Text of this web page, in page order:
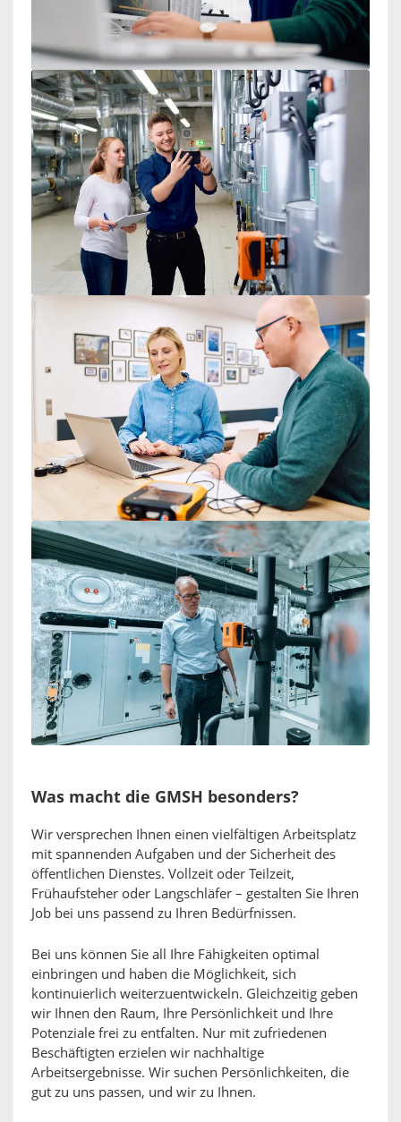
Was macht die GMSH besonders?
Wir versprechen Ihnen einen vielfältigen Arbeitsplatz
mit spannenden Aufgaben und der Sicherheit des
öffentlichen Dienstes. Vollzeit oder Teilzeit,
Frühaufsteher oder Langschläfer – gestalten Sie Ihren
Job bei uns passend zu Ihren Bedürfnissen.
Bei uns können Sie all Ihre Fähigkeiten optimal
einbringen und haben die Möglichkeit, sich
kontinuierlich weiterzuentwickeln. Gleichzeitig geben
wir Ihnen den Raum, Ihre Persönlichkeit und Ihre
Potenziale frei zu entfalten. Nur mit zufriedenen
Beschäftigten erzielen wir nachhaltige
Arbeitsergebnisse. Wir suchen Persönlichkeiten, die
gut zu uns passen, und wir zu Ihnen.